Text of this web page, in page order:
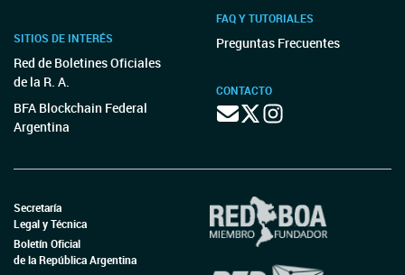
SITIOS DE INTERÉS
Red de Boletines Oficiales
de la R. A.
BFA Blockchain Federal
Argentina
FAQ Y TUTORIALES
Preguntas Frecuentes
CONTACTO
Secretaría
Legal y Técnica
Boletín Oficial
de la República Argentina